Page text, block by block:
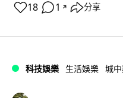
18 1 ↗ 分享
科技娛樂 生活娛樂 城